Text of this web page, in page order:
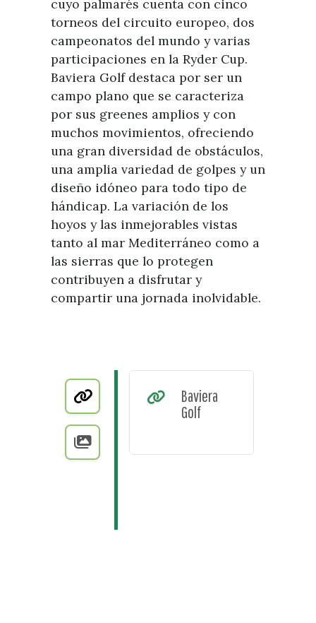
cuyo palmarés cuenta con cinco
torneos del circuito europeo, dos
campeonatos del mundo y varias
participaciones en la Ryder Cup.
Baviera Golf destaca por ser un
campo plano que se caracteriza
por sus greenes amplios y con
muchos movimientos, ofreciendo
una gran diversidad de obstáculos,
una amplia variedad de golpes y un
diseño idóneo para todo tipo de
hándicap. La variación de los
hoyos y las inmejorables vistas
tanto al mar Mediterráneo como a
las sierras que lo protegen
contribuyen a disfrutar y
compartir una jornada inolvidable.
Baviera
Golf